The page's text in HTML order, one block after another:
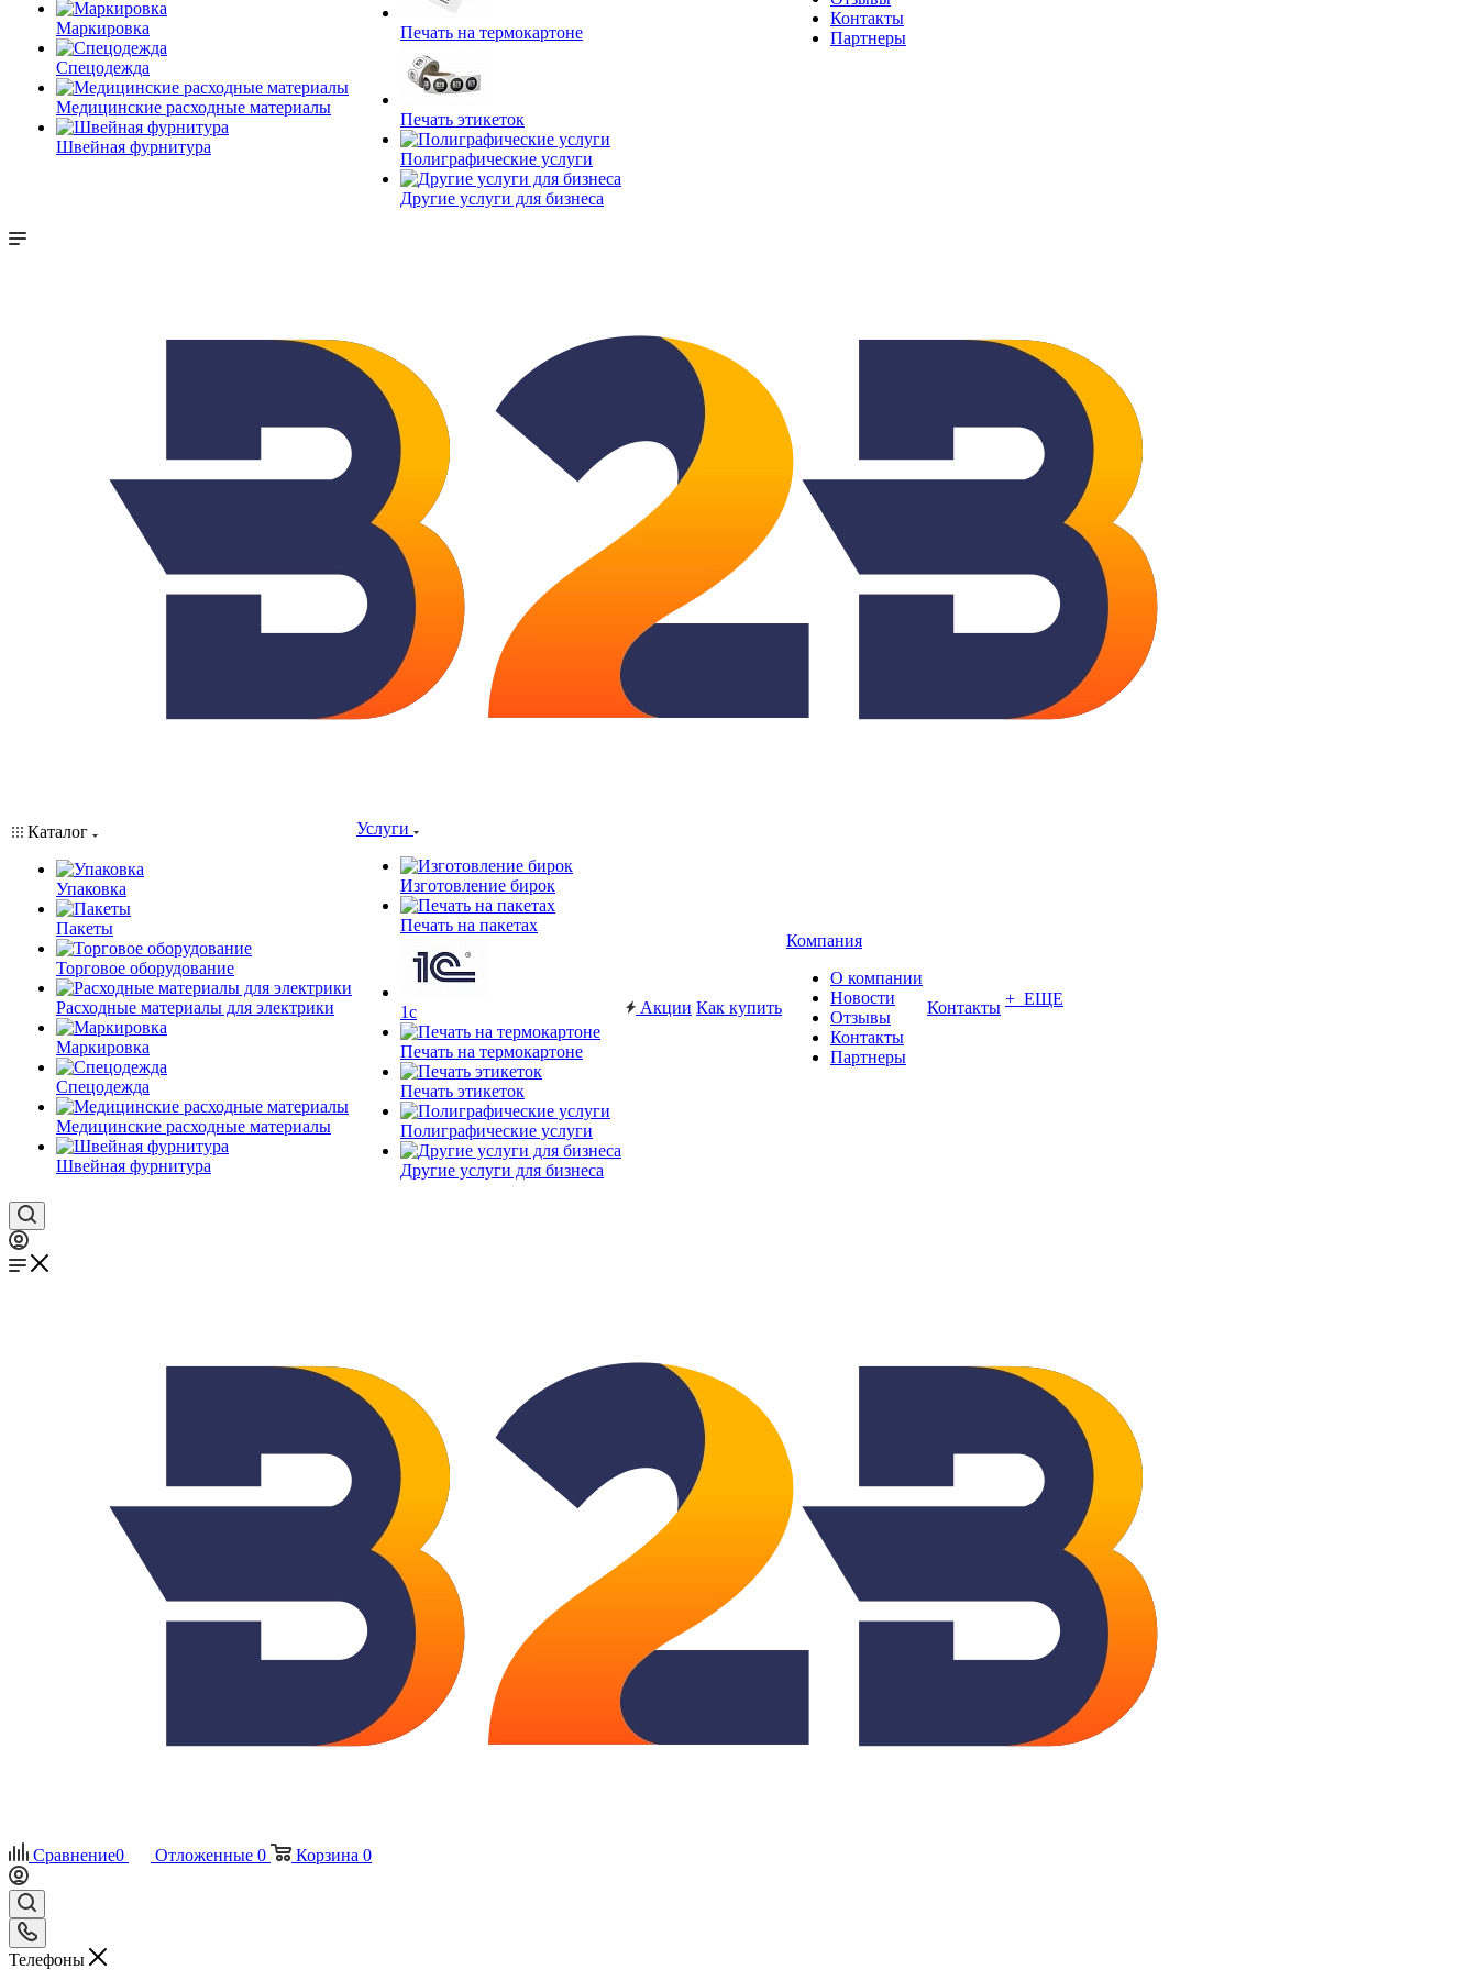
Маркировка
Спецодежда
Медицинские расходные материалы
Швейная фурнитура
Печать на термокартоне
Печать этикеток
Полиграфические услуги
Другие услуги для бизнеса
Контакты
Партнеры
Каталог
Упаковка
Пакеты
Торговое оборудование
Расходные материалы для электрики
Маркировка
Спецодежда
Медицинские расходные материалы
Швейная фурнитура
Услуги
Изготовление бирок
Печать на пакетах
1c
Печать на термокартоне
Печать этикеток
Полиграфические услуги
Другие услуги для бизнеса
Акции Как купить
Компания
О компании
Новости
Отзывы
Контакты
Партнеры
Контакты + ЕЩЕ
Сравнение0 Отложенные 0 Корзина 0
Телефоны